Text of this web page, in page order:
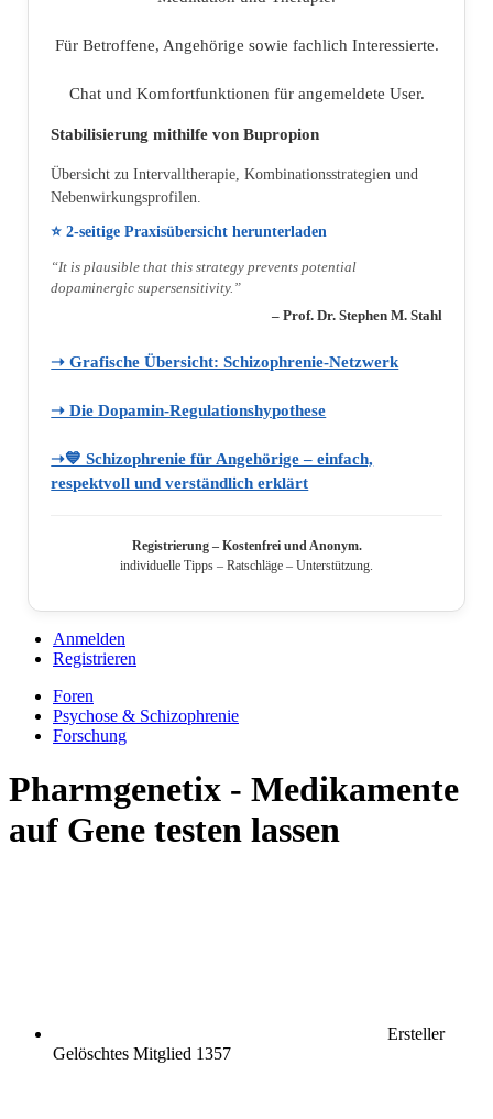
Für Betroffene, Angehörige sowie fachlich Interessierte.
Chat und Komfortfunktionen für angemeldete User.
Stabilisierung mithilfe von Bupropion
Übersicht zu Intervalltherapie, Kombinationsstrategien und
Nebenwirkungsprofilen.
⭐ 2‑seitige Praxisübersicht herunterladen
“It is plausible that this strategy prevents potential
dopaminergic supersensitivity.”
– Prof. Dr. Stephen M. Stahl
➝ Grafische Übersicht: Schizophrenie‑Netzwerk
➝ Die Dopamin‑Regulationshypothese
➝💙 Schizophrenie für Angehörige – einfach,
respektvoll und verständlich erklärt
Registrierung – Kostenfrei und Anonym.
individuelle Tipps – Ratschläge – Unterstützung.
Anmelden
Registrieren
Foren
Psychose & Schizophrenie
Forschung
Pharmgenetix - Medikamente
auf Gene testen lassen
Ersteller
Gelöschtes Mitglied 1357